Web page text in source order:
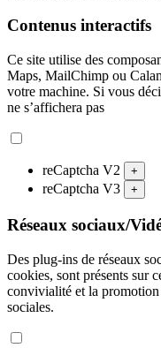
Contenus interactifs
Ce site utilise des
Maps, MailChimp ou
votre machine. Si vous
ne s’affichera pas
reCaptcha V2 +
reCaptcha V3 +
Réseaux sociaux/
Des plug-ins de réseaux
cookies, sont présents sur
convivialité et la
sociales.